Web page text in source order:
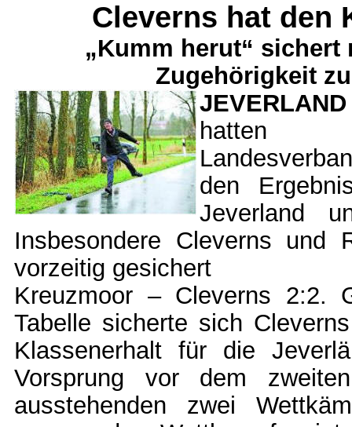
Cleverns hat den
„Kumm herut“
Zugehörigkeit
JEVERLAND
hatten
den
Jeverland
Insbesondere Cleverns und
vorzeitig gesichert
Kreuzmoor – Cleverns 2:2.
Tabelle sicherte sich
Klassenerhalt für die
Vorsprung vor dem
ausstehenden zwei